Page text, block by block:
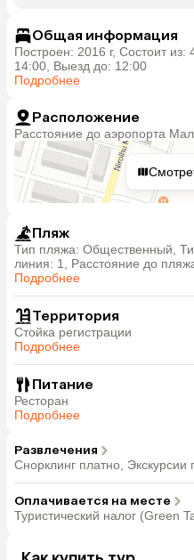
Общая информация
Построен: 2016 г, Состоит из:
14:00, Выезд до: 12:00
Подробнее
Расположение
Расстояние до аэропорта
Пляж
Тип пляжа: Общественный,
линия: 1, Расстояние до
Подробнее
Территория
Стойка регистрации
Подробнее
Питание
Ресторан
Подробнее
Развлечения
Снорклинг платно, Экскурсии
Оплачивается на месте
Туристический налог (Green